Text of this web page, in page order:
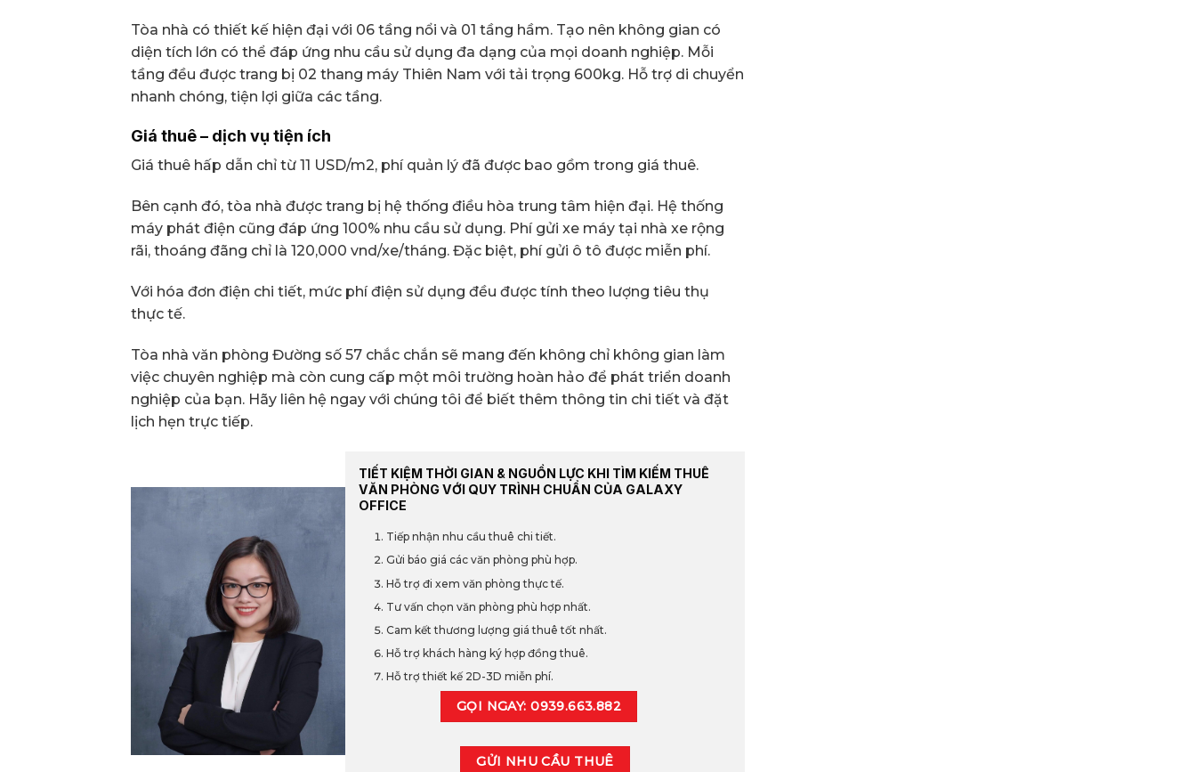
Tòa nhà có thiết kế hiện đại với 06 tầng nổi và 01 tầng hầm. Tạo nên không gian có
diện tích lớn có thể đáp ứng nhu cầu sử dụng đa dạng của mọi doanh nghiệp. Mỗi
tầng đều được trang bị 02 thang máy Thiên Nam với tải trọng 600kg. Hỗ trợ di chuyển
nhanh chóng, tiện lợi giữa các tầng.
Giá thuê – dịch vụ tiện ích
Giá thuê hấp dẫn chỉ từ 11 USD/m2, phí quản lý đã được bao gồm trong giá thuê.
Bên cạnh đó, tòa nhà được trang bị hệ thống điều hòa trung tâm hiện đại. Hệ thống
máy phát điện cũng đáp ứng 100% nhu cầu sử dụng. Phí gửi xe máy tại nhà xe rộng
rãi, thoáng đãng chỉ là 120,000 vnd/xe/tháng. Đặc biệt, phí gửi ô tô được miễn phí.
Với hóa đơn điện chi tiết, mức phí điện sử dụng đều được tính theo lượng tiêu thụ
thực tế.
Tòa nhà văn phòng Đường số 57 chắc chắn sẽ mang đến không chỉ không gian làm
việc chuyên nghiệp mà còn cung cấp một môi trường hoàn hảo để phát triển doanh
nghiệp của bạn. Hãy liên hệ ngay với chúng tôi để biết thêm thông tin chi tiết và đặt
lịch hẹn trực tiếp.
TIẾT KIỆM THỜI GIAN & NGUỒN LỰC KHI TÌM KIẾM THUÊ
VĂN PHÒNG VỚI QUY TRÌNH CHUẨN CỦA GALAXY
OFFICE
Tiếp nhận nhu cầu thuê chi tiết.
Gửi báo giá các văn phòng phù hợp.
Hỗ trợ đi xem văn phòng thực tế.
Tư vấn chọn văn phòng phù hợp nhất.
Cam kết thương lượng giá thuê tốt nhất.
Hỗ trợ khách hàng ký hợp đồng thuê.
Hỗ trợ thiết kế 2D-3D miễn phí.
GỌI NGAY: 0939.663.882
GỬI NHU CẦU THUÊ